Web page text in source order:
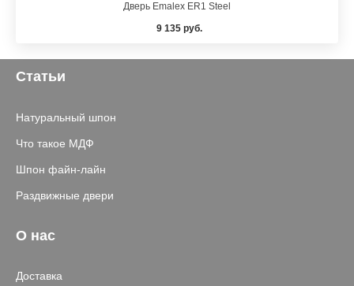
Дверь Emalex ER1 Steel
9 135 руб.
Статьи
Натуральный шпон
Что такое МДФ
Шпон файн-лайн
Раздвижные двери
О нас
Доставка